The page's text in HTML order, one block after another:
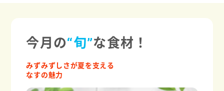
今月の“旬”な食材！
みずみずしさが夏を支える
なすの魅力